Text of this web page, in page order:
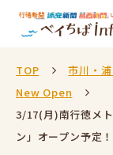
TOP
市川・
New Open
3/17(月)南行徳メ
ン」オープン予定